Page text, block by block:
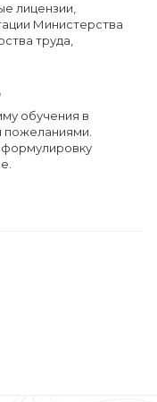
лицензии,
Министерства
труда,
обучения в
пожеланиями.